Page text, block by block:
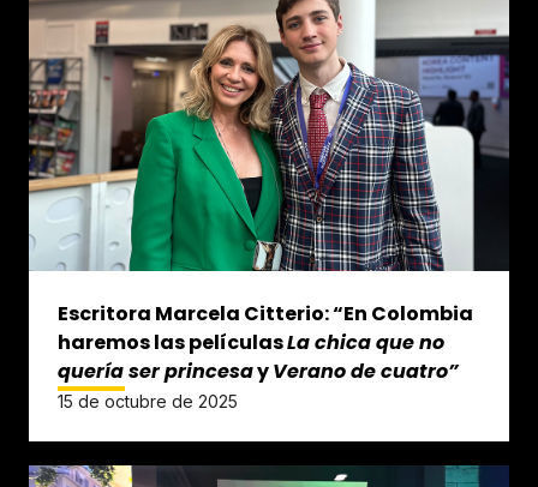
Escritora Marcela Citterio: “En Colombia
haremos las películasLa chica que no
quería ser princesayVerano de cuatro”
15 de octubre de 2025